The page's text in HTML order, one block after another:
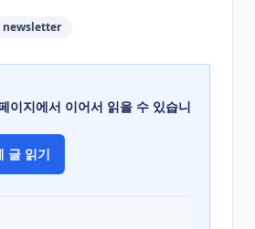
newsletter
이지에서 이어서 읽을 수 있습니
글 읽기